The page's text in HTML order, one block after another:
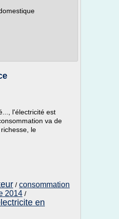
l'électricité est
va de
le
/ consommation
2014 /
en